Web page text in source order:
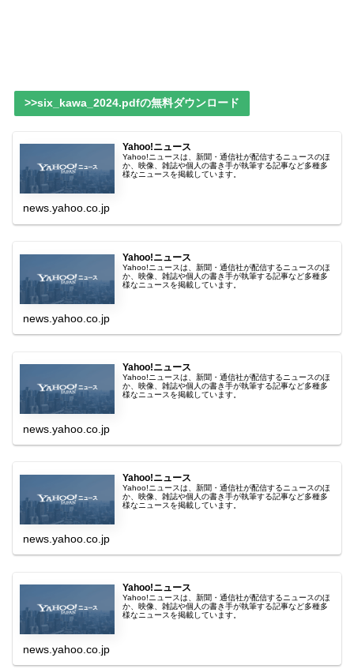
>>six_kawa_2024.pdfの無料ダウンロード
Yahoo!ニュース
Yahoo!ニュースは、新聞・通信社が配信するニュースのほ
か、映像、雑誌や個人の書き手が執筆する記事など多種多
様なニュースを掲載しています。
news.yahoo.co.jp
Yahoo!ニュース
Yahoo!ニュースは、新聞・通信社が配信するニュースのほ
か、映像、雑誌や個人の書き手が執筆する記事など多種多
様なニュースを掲載しています。
news.yahoo.co.jp
Yahoo!ニュース
Yahoo!ニュースは、新聞・通信社が配信するニュースのほ
か、映像、雑誌や個人の書き手が執筆する記事など多種多
様なニュースを掲載しています。
news.yahoo.co.jp
Yahoo!ニュース
Yahoo!ニュースは、新聞・通信社が配信するニュースのほ
か、映像、雑誌や個人の書き手が執筆する記事など多種多
様なニュースを掲載しています。
news.yahoo.co.jp
Yahoo!ニュース
Yahoo!ニュースは、新聞・通信社が配信するニュースのほ
か、映像、雑誌や個人の書き手が執筆する記事など多種多
様なニュースを掲載しています。
news.yahoo.co.jp